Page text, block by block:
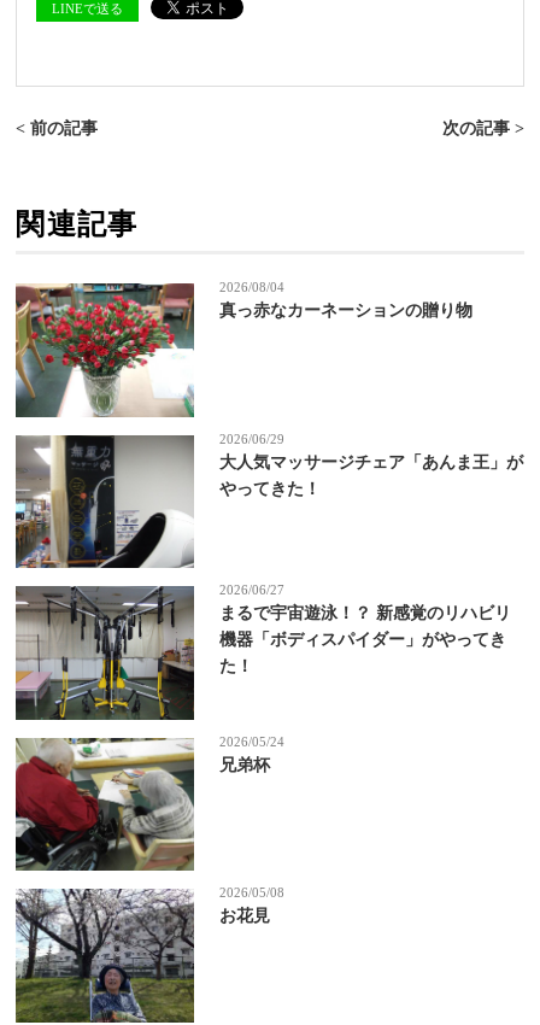
LINEで送る
< 前の記事 次の記事 >
関連記事
2026/08/04
真っ赤なカーネーションの贈り物
2026/06/29
大人気マッサージチェア「あんま王」が
やってきた！
2026/06/27
まるで宇宙遊泳！？ 新感覚のリハビリ
機器「ボディスパイダー」がやってき
た！
2026/05/24
兄弟杯
2026/05/08
お花見